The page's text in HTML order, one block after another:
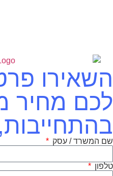
השאירו
לכם מחיר
שם המשרד / עסק
טלפון